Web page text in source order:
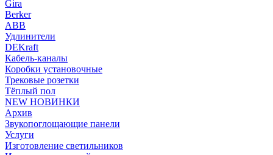
Gira
Berker
ABB
Удлинители
DEKraft
Кабель-каналы
Коробки установочные
Трековые розетки
Тёплый пол
NEW НОВИНКИ
Архив
Звукопоглощающие панели
Услуги
Изготовление светильников